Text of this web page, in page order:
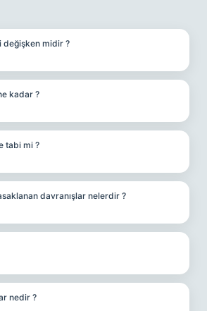
değişken midir ?
kadar ?
tabi mi ?
davranışlar nelerdir ?
nedir ?